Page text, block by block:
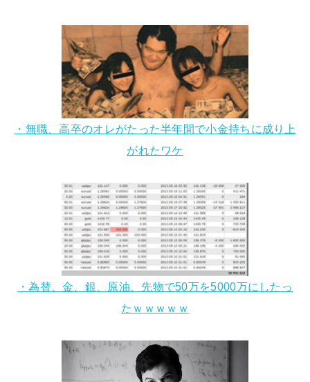
・無職、高卒のオレがたった半年間で小金持ちに成り上
がれたワケ
・為替、金、銀、原油、先物で50万を5000万にしたっ
たｗｗｗｗｗ